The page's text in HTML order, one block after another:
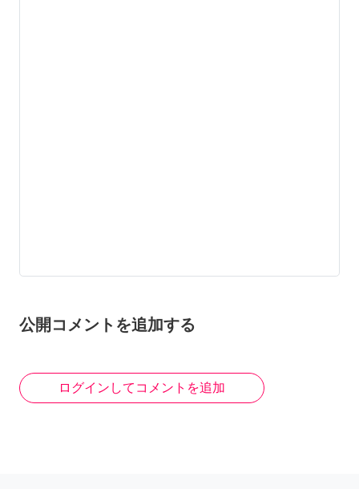
公開コメントを追加する
ログインしてコメントを追加